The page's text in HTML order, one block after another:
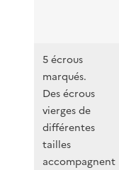
5 écrous
marqués.
Des écrous
vierges de
différentes
tailles
accompagnent